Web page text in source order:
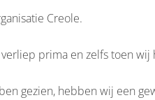
Creole.
prima en zelfs toen
gezien, hebben wij een